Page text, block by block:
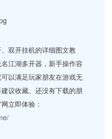
双开挂机的详细图文教
江湖多开器，新手操作容
以满足玩家朋友在游戏无
议收藏。还没有下载的朋
立即体验：